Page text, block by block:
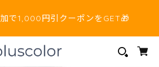
で1,000円引クーポンをGET🎁